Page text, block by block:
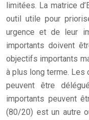
limitées. La matrice
outil utile pour
urgence et de leur
importants doivent
objectifs importants
à plus long terme. Les
peuvent être
importants peuvent
(80/20) est un autre